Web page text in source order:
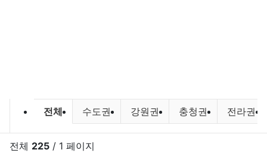
민물낚시,루어낚시 조황 및 포인트
전체 수도권 강원권 충청권 전라권
전체 225 / 1 페이지